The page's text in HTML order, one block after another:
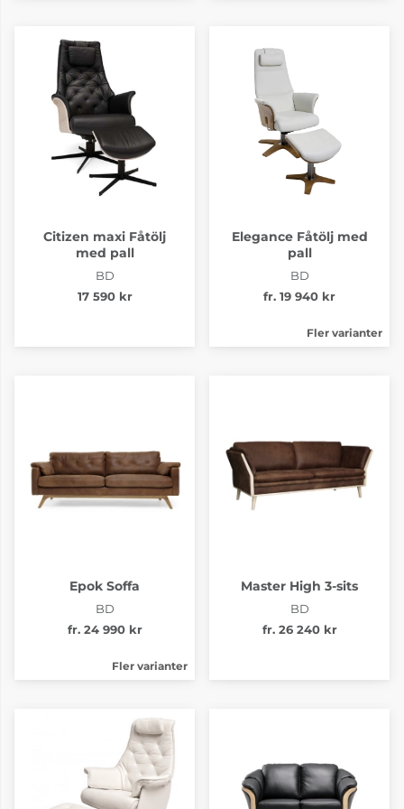
Citizen maxi Fåtölj
med pall
BD
17 590 kr
Elegance Fåtölj med
pall
BD
fr. 19 940 kr
Fler varianter
Epok Soffa
BD
fr. 24 990 kr
Fler varianter
Master High 3-sits
BD
fr. 26 240 kr